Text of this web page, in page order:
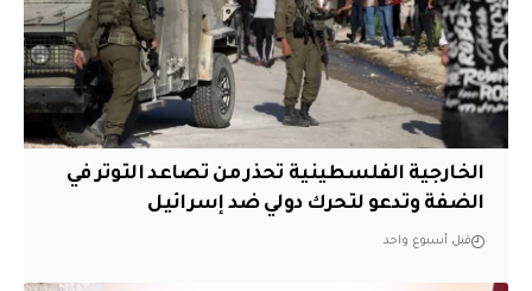
الخارجية الفلسطينية تحذر من تصاعد التوتر في
الضفة وتدعو لتحرك دولي ضد إسرائيل
قبل أسبوع واحد